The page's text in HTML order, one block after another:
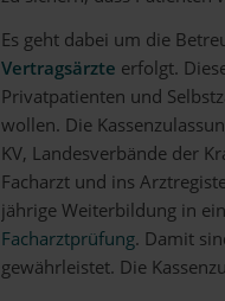
Es geht dabei um die
Vertragsärzte erfolgt.
Privatpatienten und
wollen. Die
KV, Landesverbände der
Facharzt und ins
jährige Weiterbildung in
Facharztprüfung. Damit
gewährleistet. Die